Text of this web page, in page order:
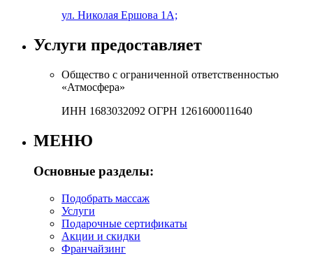
ул. Николая Ершова 1А;
Услуги предоставляет
Общество с ограниченной ответственностью
«Атмосфера»
ИНН 1683032092 ОГРН 1261600011640
МЕНЮ
Основные разделы:
Подобрать массаж
Услуги
Подарочные сертификаты
Акции и скидки
Франчайзинг